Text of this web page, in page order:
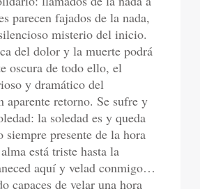
parecen fajados de la nada,
misterio del inicio.
del dolor y la muerte podrá
oscura de todo ello, el
y dramático del
aparente retorno. Se sufre y
la soledad es y queda
siempre presente de la hora
está triste hasta la
aquí y velad conmigo…
capaces de velar una hora